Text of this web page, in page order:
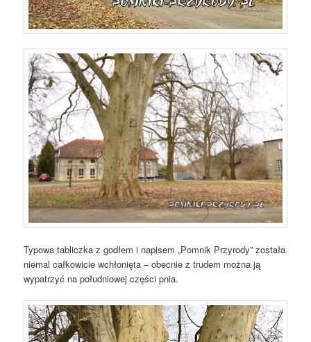
Typowa tabliczka z godłem i napisem „Pomnik Przyrody” została
niemal całkowicie wchłonięta – obecnie z trudem można ją
wypatrzyć na południowej części pnia.